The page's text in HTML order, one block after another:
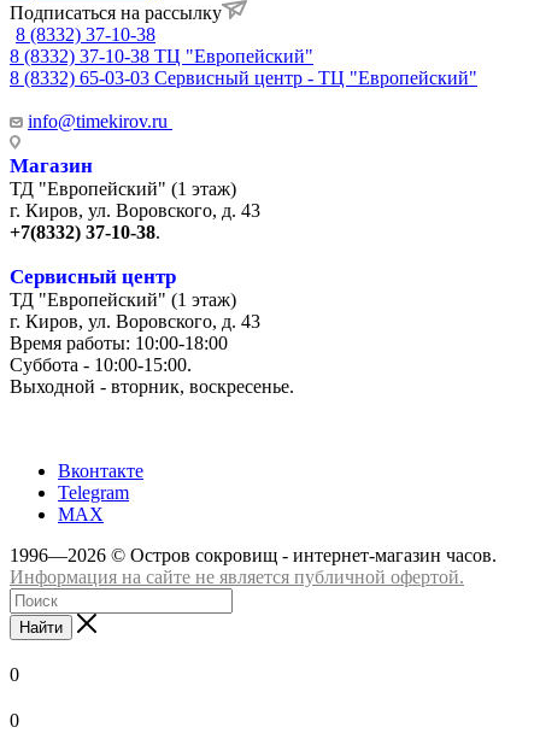
Подписаться на рассылку
8 (8332) 37-10-38
8 (8332) 37-10-38 ТЦ "Европейский"
8 (8332) 65-03-03 Сервисный центр - ТЦ "Европейский"
info@timekirov.ru
Магазин
ТД "Европейский" (1 этаж)
г. Киров, ул. Воровского, д. 43
+7(8332) 37-10-38.
Сервисный центр
ТД "Европейский" (1 этаж)
г. Киров, ул. Воровского, д. 43
Время работы: 10:00-18:00
Суббота - 10:00-15:00.
Выходной - вторник, воскресенье.
Вконтакте
Telegram
MAX
1996—2026 © Остров сокровищ - интернет-магазин часов.
Информация на сайте не является публичной офертой.
Найти
0
0